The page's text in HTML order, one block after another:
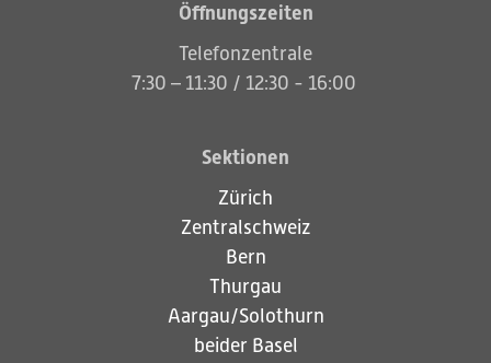
Öffnungszeiten
Telefonzentrale
7:30 – 11:30 / 12:30 - 16:00
Sektionen
Zürich
Zentralschweiz
Bern
Thurgau
Aargau/Solothurn
beider Basel